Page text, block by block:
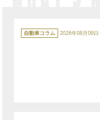
カ
テ
ゴ
自動車コラム 2026年08月09日